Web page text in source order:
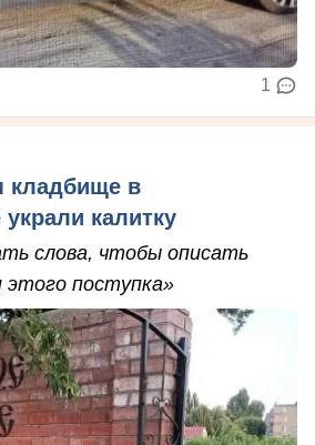
1
кладбище в
калитку
слова, чтобы описать
этого поступка»